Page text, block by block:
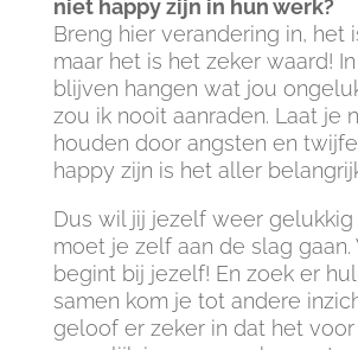
niet happy zijn in hun werk?
Breng hier verandering in, het
maar het is het zeker waard!
blijven hangen wat jou
zou ik nooit aanraden. Laat je
houden door angsten en
happy zijn is het aller
Dus wil jij jezelf weer
moet je zelf aan de slag gaan.
begint bij jezelf! En zoek er
samen kom je tot andere
geloof er zeker in dat het